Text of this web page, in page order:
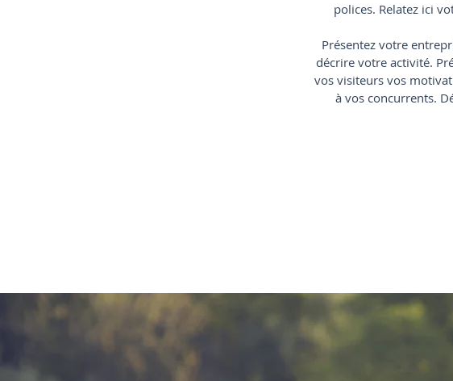
polices. Relatez ici
Présentez votre
décrire votre activité.
vos visiteurs vos
à vos concurrents.